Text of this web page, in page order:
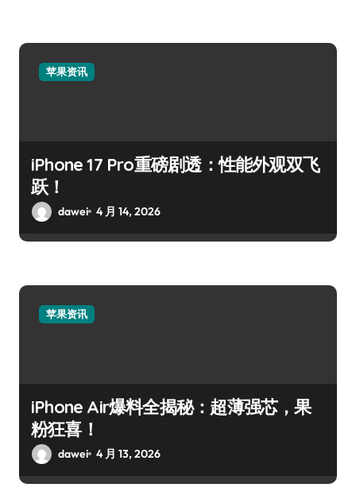
苹果资讯
iPhone 17 Pro重磅剧透：性能外观双飞
跃！
dawei 4 月 14, 2026
苹果资讯
iPhone Air爆料全揭秘：超薄强芯，果
粉狂喜！
dawei 4 月 13, 2026